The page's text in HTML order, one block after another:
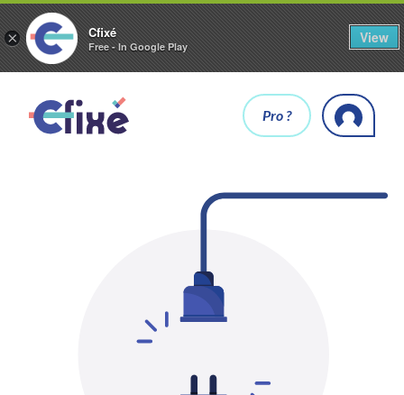
× Cfixé
Free - In Google Play
View
Pro ?